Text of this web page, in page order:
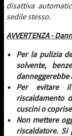
disattiva
sedile stesso.
AVVERTENZA -
Per la pulizia
solvente,
danneggerebbe
Per evitare il
riscaldamento
cuscini o
Non mettere
riscaldatore. Si